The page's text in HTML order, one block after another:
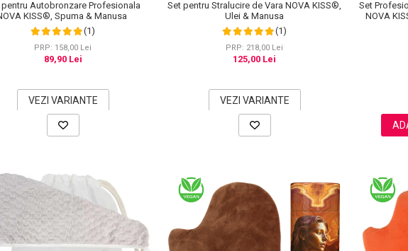
pentru Autobronzare Profesionala
KISS®, Spuma & Manusa
(1)
PRP: 158,00 Lei
89,90 Lei
VEZI VARIANTE
Set pentru Stralucire de Vara NOVA KISS®,
Ulei & Manusa
(1)
PRP: 218,00 Lei
125,00 Lei
VEZI VARIANTE
Set
NOVA